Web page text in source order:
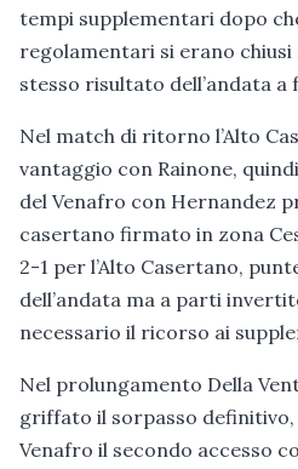
tempi supplementari dopo
regolamentari si erano chiusi
stesso risultato dell’andata a
Nel match di ritorno l’Alto
vantaggio con Rainone,
del Venafro con Hernandez
casertano firmato in zona
2-1 per l’Alto Casertano,
dell’andata ma a parti
necessario il ricorso ai
Nel prolungamento Della
griffato il sorpasso definitivo,
Venafro il secondo accesso